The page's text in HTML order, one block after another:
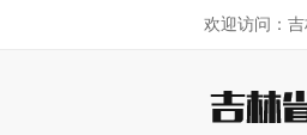
欢迎访问：